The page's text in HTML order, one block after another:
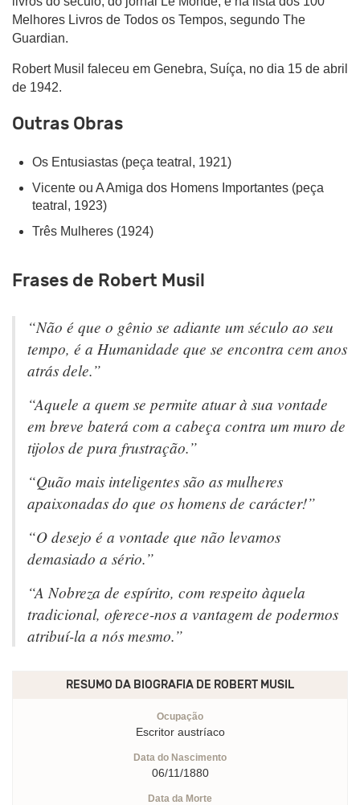
Melhores Livros de Todos os Tempos, segundo The
Guardian.
Robert Musil faleceu em Genebra, Suíça, no dia 15 de abril
de 1942.
Outras Obras
Os Entusiastas (peça teatral, 1921)
Vicente ou A Amiga dos Homens Importantes (peça
teatral, 1923)
Três Mulheres (1924)
Frases de Robert Musil
“Não é que o gênio se adiante um século ao seu
tempo, é a Humanidade que se encontra cem anos
atrás dele.”
“Aquele a quem se permite atuar à sua vontade
em breve baterá com a cabeça contra um muro de
tijolos de pura frustração.”
“Quão mais inteligentes são as mulheres
apaixonadas do que os homens de carácter!”
“O desejo é a vontade que não levamos
demasiado a sério.”
“A Nobreza de espírito, com respeito àquela
tradicional, oferece-nos a vantagem de podermos
atribuí-la a nós mesmo.”
RESUMO DA BIOGRAFIA DE ROBERT MUSIL
Ocupação
Escritor austríaco
Data do Nascimento
06/11/1880
Data da Morte